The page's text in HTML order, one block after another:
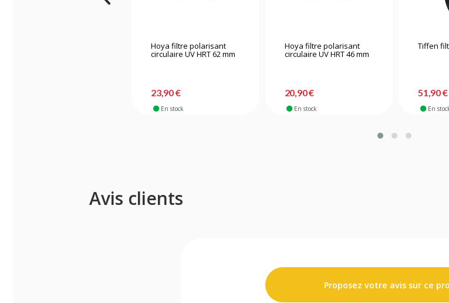
Hoya filtre polarisant
circulaire UV HRT 62 mm
23,90 €
En stock
Hoya filtre polarisant
circulaire UV HRT 46 mm
20,90 €
En stock
Tiffen
51,90 €
En
Avis clients
Proposez votre avis sur ce